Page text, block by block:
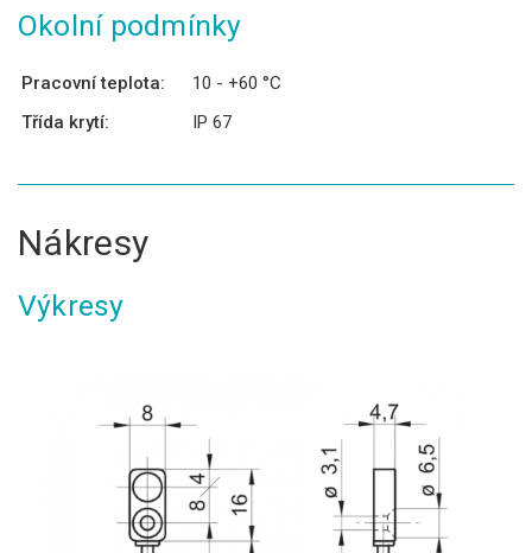
Okolní podmínky
Pracovní teplota:
10 - +60 °C
Třída krytí:
IP 67
Nákresy
Výkresy